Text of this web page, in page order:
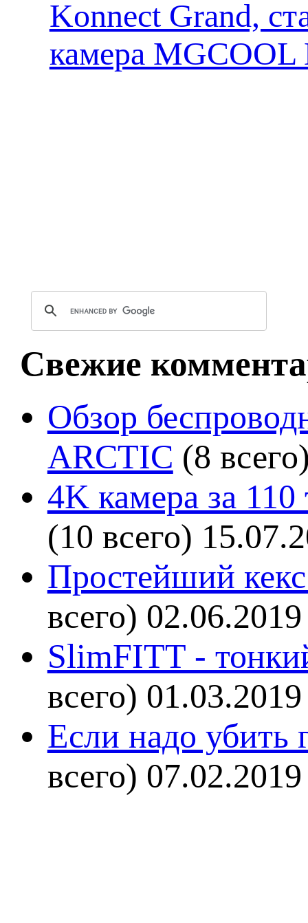
Konnect Grand,
камера MGCOOL
Свежие
Обзор
ARCTIC (8
4K камера за
(10 всего)
Простейший кекс
всего) 02.06.2019
SlimFITT -
всего) 01.03.2019
Если надо убить
всего) 07.02.2019